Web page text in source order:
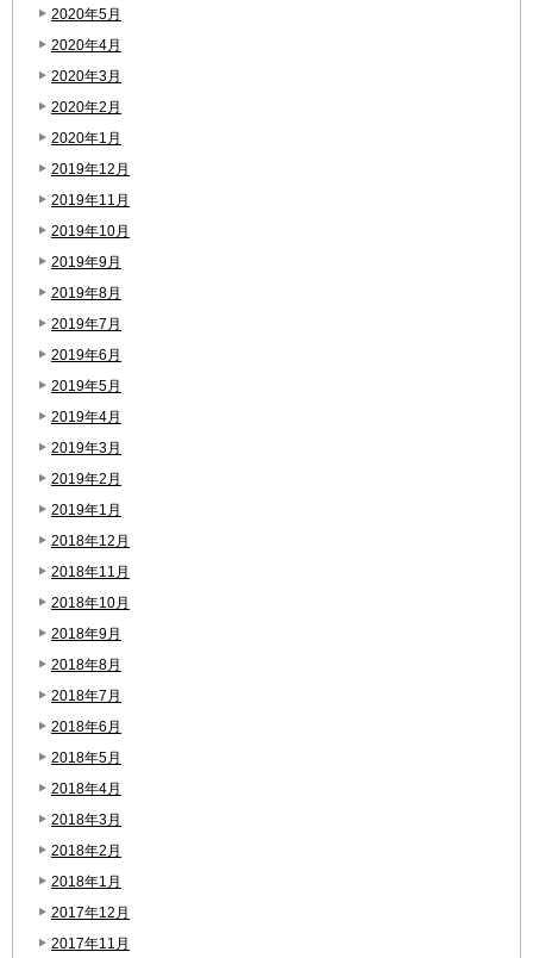
2020年5月
2020年4月
2020年3月
2020年2月
2020年1月
2019年12月
2019年11月
2019年10月
2019年9月
2019年8月
2019年7月
2019年6月
2019年5月
2019年4月
2019年3月
2019年2月
2019年1月
2018年12月
2018年11月
2018年10月
2018年9月
2018年8月
2018年7月
2018年6月
2018年5月
2018年4月
2018年3月
2018年2月
2018年1月
2017年12月
2017年11月